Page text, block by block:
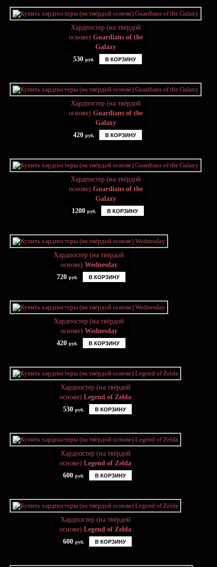
Хардпостер (на твёрдой
основе) Guardians of the
Galaxy
530 руб. В КОРЗИНУ
Хардпостер (на твёрдой
основе) Guardians of the
Galaxy
420 руб. В КОРЗИНУ
Хардпостер (на твёрдой
основе) Guardians of the
Galaxy
1200 руб. В КОРЗИНУ
Хардпостер (на твёрдой
основе) Wednesday
720 руб. В КОРЗИНУ
Хардпостер (на твёрдой
основе) Wednesday
420 руб. В КОРЗИНУ
Хардпостер (на твёрдой
основе) Legend of Zelda
530 руб. В КОРЗИНУ
Хардпостер (на твёрдой
основе) Legend of Zelda
600 руб. В КОРЗИНУ
Хардпостер (на твёрдой
основе) Legend of Zelda
600 руб. В КОРЗИНУ